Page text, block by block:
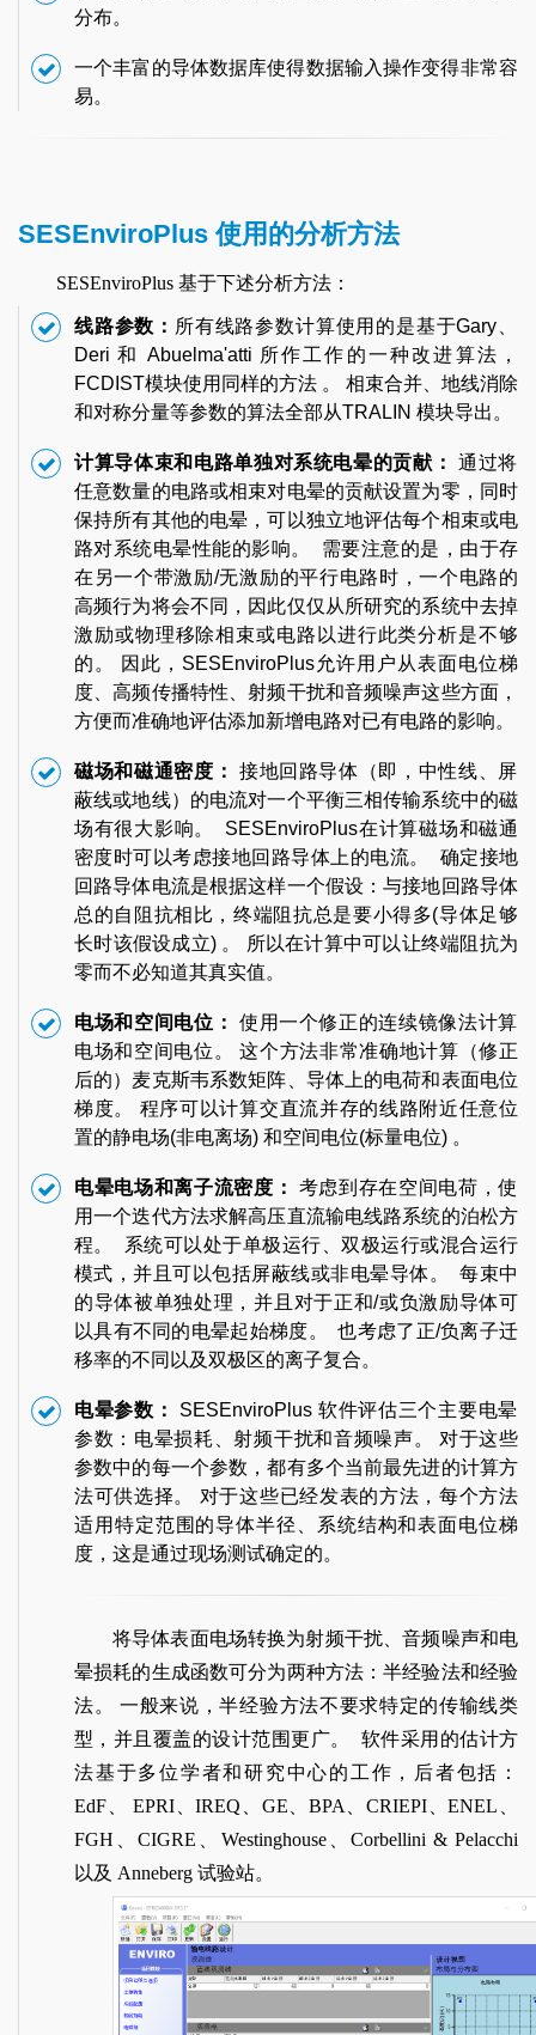
分布。
一个丰富的导体数据库使得数据输入操作变得非常容
易。
SESEnviroPlus 使用的分析方法
SESEnviroPlus 基于下述分析方法：
线路参数： 所有线路参数计算使用的是基于Gary、
Deri 和 Abuelma'atti 所作工作的一种改进算法，
FCDIST模块使用同样的方法 。 相束合并、地线消除
和对称分量等参数的算法全部从TRALIN 模块导出。
计算导体束和电路单独对系统电晕的贡献：
通过将
任意数量的电路或相束对电晕的贡献设置为零，同时
保持所有其他的电晕，可以独立地评估每个相束或电
路对系统电晕性能的影响。 需要注意的是，由于存
在另一个带激励/无激励的平行电路时，一个电路的
高频行为将会不同，因此仅仅从所研究的系统中去掉
激励或物理移除相束或电路以进行此类分析是不够
的。 因此，SESEnviroPlus允许用户从表面电位梯
度、高频传播特性、射频干扰和音频噪声这些方面，
方便而准确地评估添加新增电路对已有电路的影响。
磁场和磁通密度：
接地回路导体（即，中性线、屏
蔽线或地线）的电流对一个平衡三相传输系统中的磁
场有很大影响。 SESEnviroPlus在计算磁场和磁通
密度时可以考虑接地回路导体上的电流。 确定接地
回路导体电流是根据这样一个假设：与接地回路导体
总的自阻抗相比，终端阻抗总是要小得多(导体足够
长时该假设成立) 。 所以在计算中可以让终端阻抗为
零而不必知道其真实值。
电场和空间电位：
使用一个修正的连续镜像法计算
电场和空间电位。 这个方法非常准确地计算（修正
后的）麦克斯韦系数矩阵、导体上的电荷和表面电位
梯度。 程序可以计算交直流并存的线路附近任意位
置的静电场(非电离场) 和空间电位(标量电位) 。
电晕电场和离子流密度：
考虑到存在空间电荷，使
用一个迭代方法求解高压直流输电线路系统的泊松方
程。 系统可以处于单极运行、双极运行或混合运行
模式，并且可以包括屏蔽线或非电晕导体。 每束中
的导体被单独处理，并且对于正和/或负激励导体可
以具有不同的电晕起始梯度。 也考虑了正/负离子迁
移率的不同以及双极区的离子复合。
电晕参数：
SESEnviroPlus 软件评估三个主要电晕
参数：电晕损耗、射频干扰和音频噪声。 对于这些
参数中的每一个参数，都有多个当前最先进的计算方
法可供选择。 对于这些已经发表的方法，每个方法
适用特定范围的导体半径、系统结构和表面电位梯
度，这是通过现场测试确定的。
将导体表面电场转换为射频干扰、音频噪声和电
晕损耗的生成函数可分为两种方法：半经验法和经验
法。 一般来说，半经验方法不要求特定的传输线类
型，并且覆盖的设计范围更广。 软件采用的估计方
法基于多位学者和研究中心的工作，后者包括：
EdF、 EPRI、IREQ、GE、BPA、CRIEPI、ENEL、
FGH、CIGRE、Westinghouse、Corbellini & Pelacchi
以及 Anneberg 试验站。